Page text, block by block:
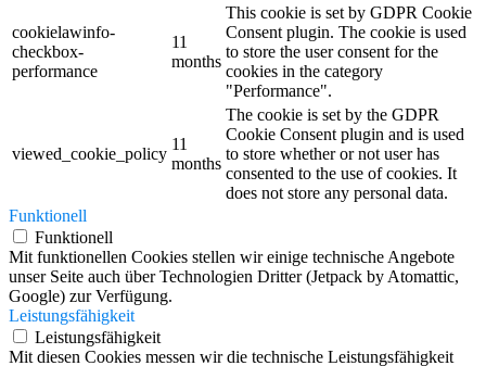
cookielawinfo-
checkbox-
performance
11
months
This cookie is set by GDPR Cookie
Consent plugin. The cookie is used
to store the user consent for the
cookies in the category
"Performance".
viewed_cookie_policy
11
months
The cookie is set by the GDPR
Cookie Consent plugin and is used
to store whether or not user has
consented to the use of cookies. It
does not store any personal data.
Funktionell
Funktionell
Mit funktionellen Cookies stellen wir einige technische Angebote
unser Seite auch über Technologien Dritter (Jetpack by Atomattic,
Google) zur Verfügung.
Leistungsfähigkeit
Leistungsfähigkeit
Mit diesen Cookies messen wir die technische Leistungsfähigkeit